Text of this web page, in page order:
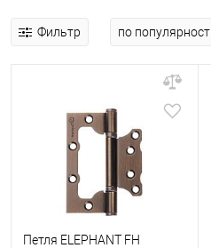
Фильтр
Петля ELEPHANT FH